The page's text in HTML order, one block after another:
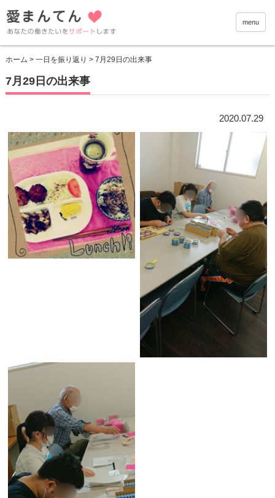
愛まん
menu
ホーム > 一日を振り返り > 7月29日の出来事
7月29日の出来事
2020.07.29